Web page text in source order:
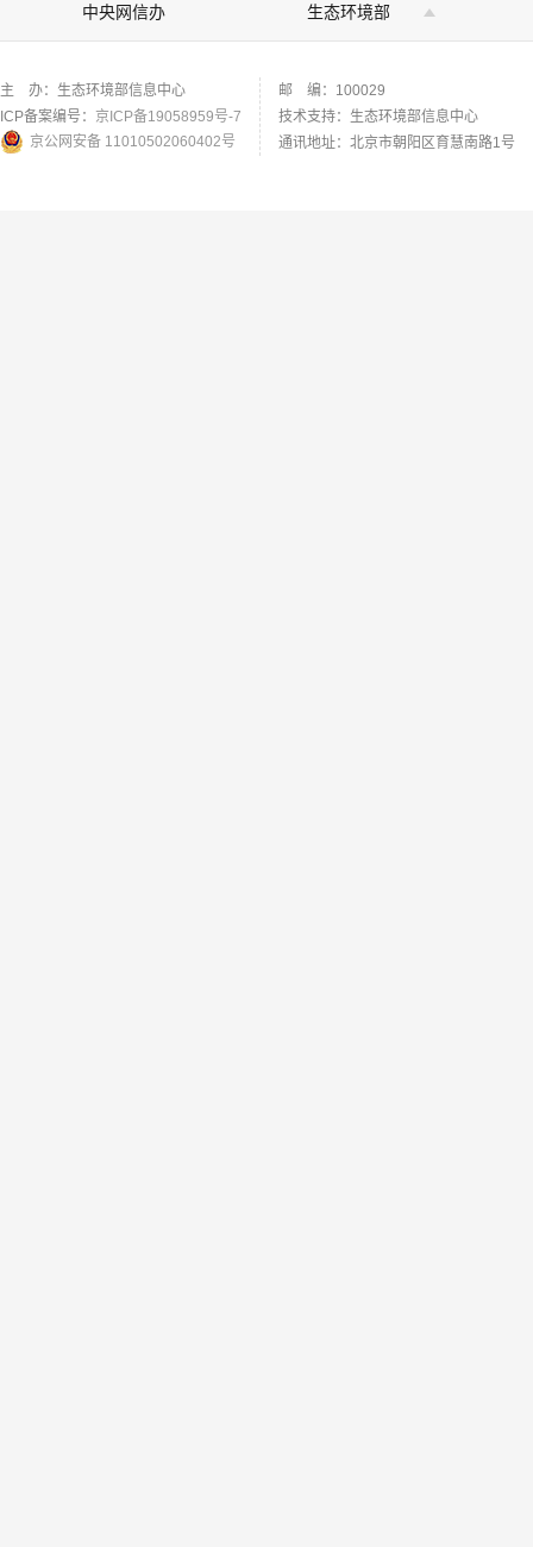
中央网信办 生态环境部
主 办：生态环境部信息中心
ICP备案编号： 京ICP备19058959号-7
京公网安备 11010502060402号
邮 编：100029
技术支持：生态环境部信息中心
通讯地址：北京市朝阳区育慧南路1号